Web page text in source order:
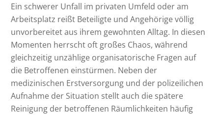
Ein schwerer Unfall im privaten Umfeld oder am
Arbeitsplatz reißt Beteiligte und Angehörige völlig
unvorbereitet aus ihrem gewohnten Alltag. In diesen
Momenten herrscht oft großes Chaos, während
gleichzeitig unzählige organisatorische Fragen auf
die Betroffenen einstürmen. Neben der
medizinischen Erstversorgung und der polizeilichen
Aufnahme der Situation stellt auch die spätere
Reinigung der betroffenen Räumlichkeiten häufig